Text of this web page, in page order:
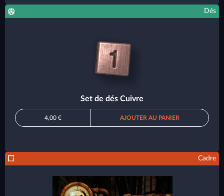
Dés
Set de dés Cuivre
4,00 € AJOUTER AU PANIER
Cadre